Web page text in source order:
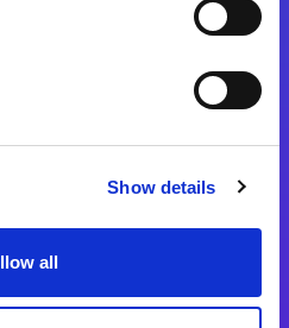
Show details
all
関連ソフトウェア
xpi